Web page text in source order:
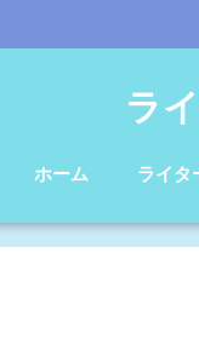
ラ
ホーム ライタ